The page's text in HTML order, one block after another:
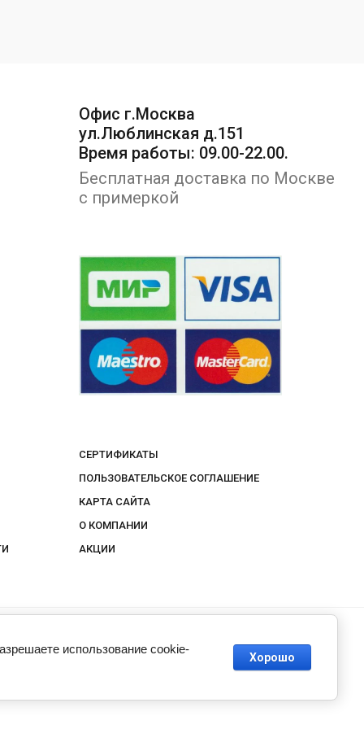
Офис г.Москва
ул.Люблинская д.151
Время работы: 09.00-22.00.
Бесплатная доставка по Москве
с примеркой
СЕРТИФИКАТЫ
ПОЛЬЗОВАТЕЛЬСКОЕ СОГЛАШЕНИЕ
КАРТА САЙТА
О КОМПАНИИ
АКЦИИ
использование cookie-
Хорошо